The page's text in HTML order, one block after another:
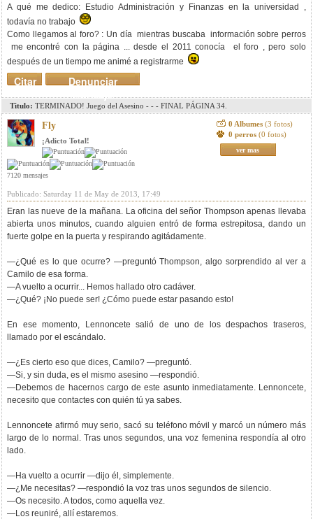
A qué me dedico: Estudio Administración y Finanzas en la universidad ,
todavía no trabajo
Como llegamos al foro? : Un día mientras buscaba información sobre perros
me encontré con la página ... desde el 2011 conocía el foro , pero solo
después de un tiempo me animé a registrarme
Denunciar
mensaje
Citar
Titulo: TERMINADO! Juego del Asesino - - - FINAL PÁGINA 34.
Fly
¡Adicto Total!
7120 mensajes
0 Albumes (3 fotos)
0 perros (0 fotos)
ver mas
Publicado: Saturday 11 de May de 2013, 17:49
Eran las nueve de la mañana. La oficina del señor Thompson apenas llevaba
abierta unos minutos, cuando alguien entró de forma estrepitosa, dando un
fuerte golpe en la puerta y respirando agitádamente.
—¿Qué es lo que ocurre? —preguntó Thompson, algo sorprendido al ver a
Camilo de esa forma.
—A vuelto a ocurrir... Hemos hallado otro cadáver.
—¿Qué? ¡No puede ser! ¿Cómo puede estar pasando esto!
En ese momento, Lennoncete salió de uno de los despachos traseros,
llamado por el escándalo.
—¿Es cierto eso que dices, Camilo? —preguntó.
—Si, y sin duda, es el mismo asesino —respondió.
—Debemos de hacernos cargo de este asunto inmediatamente. Lennoncete,
necesito que contactes con quién tú ya sabes.
Lennoncete afirmó muy serio, sacó su teléfono móvil y marcó un número más
largo de lo normal. Tras unos segundos, una voz femenina respondía al otro
lado.
—Ha vuelto a ocurrir —dijo él, simplemente.
—¿Me necesitas? —respondió la voz tras unos segundos de silencio.
—Os necesito. A todos, como aquella vez.
—Los reuniré, allí estaremos.